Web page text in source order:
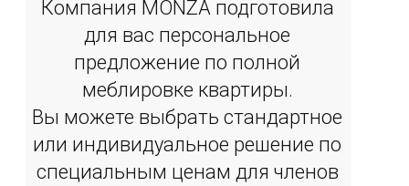
Компания MONZA подготовила
для вас персональное
предложение по полной
меблировке квартиры.
Вы можете выбрать стандартное
или индивидуальное решение по
специальным ценам для членов